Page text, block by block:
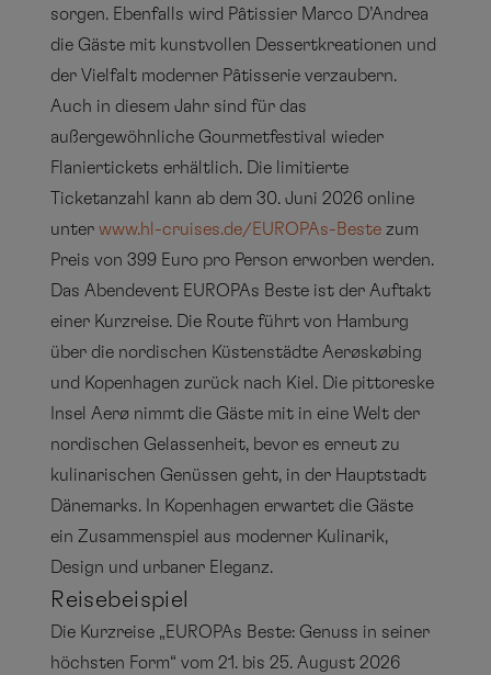
sorgen. Ebenfalls wird Pâtissier Marco D’Andrea
die Gäste mit kunstvollen Dessertkreationen und
der Vielfalt moderner Pâtisserie verzaubern.
Auch in diesem Jahr sind für das
außergewöhnliche Gourmetfestival wieder
Flaniertickets erhältlich. Die limitierte
Ticketanzahl kann ab dem 30. Juni 2026 online
unterwww.hl-cruises.de/EUROPAs-Beste zum
Preis von 399 Euro pro Person erworben werden.
Das Abendevent EUROPAs Beste ist der Auftakt
einer Kurzreise. Die Route führt von Hamburg
über die nordischen Küstenstädte Aerøskøbing
und Kopenhagen zurück nach Kiel. Die pittoreske
Insel Aerø nimmt die Gäste mit in eine Welt der
nordischen Gelassenheit, bevor es erneut zu
kulinarischen Genüssen geht, in der Hauptstadt
Dänemarks. In Kopenhagen erwartet die Gäste
ein Zusammenspiel aus moderner Kulinarik,
Design und urbaner Eleganz.
Reisebeispiel
Die Kurzreise „EUROPAs Beste: Genuss in seiner
höchsten Form“ vom 21. bis 25. August 2026